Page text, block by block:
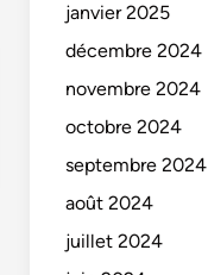
janvier 2025
décembre 2024
novembre 2024
octobre 2024
septembre 2024
août 2024
juillet 2024